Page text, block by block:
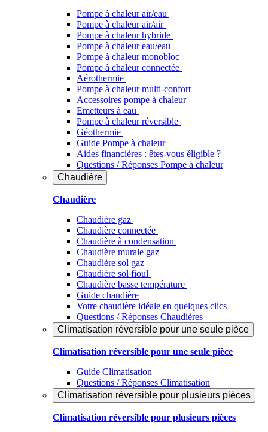
Pompe à chaleur air/eau
Pompe à chaleur air/air
Pompe à chaleur hybride
Pompe à chaleur​ eau/eau
Pompe à chaleur monobloc
Pompe à chaleur connectée
Aérothermie
Pompe à chaleur multi-confort
Accessoires pompe à chaleur
Emetteurs à eau
Pompe à chaleur réversible
Géothermie
Guide Pompe à chaleur
Aides financières : êtes-vous éligible ?
Questions / Réponses Pompe à chaleur
Chaudière
Chaudière
Chaudière gaz
Chaudière connectée
Chaudière à condensation
Chaudière murale gaz
Chaudière sol gaz
Chaudière sol fioul
Chaudière basse température
Guide chaudière
Votre chaudière idéale en quelques clics
Questions / Réponses Chaudières
Climatisation réversible pour une seule pièce
Climatisation réversible pour une seule pièce
Guide Climatisation
Questions / Réponses Climatisation
Climatisation réversible pour plusieurs pièces
Climatisation réversible pour plusieurs pièces